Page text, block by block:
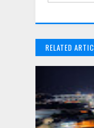
RELATED